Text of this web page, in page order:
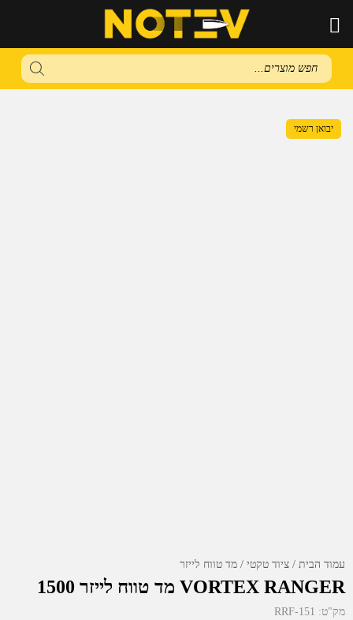
Products
search
עמוד הבית ציוד טקטי מד טווח לייזר
VORTEX RANGER מד טווח לייזר 1500
מק"ט: RRF-151
יבואן רשמי